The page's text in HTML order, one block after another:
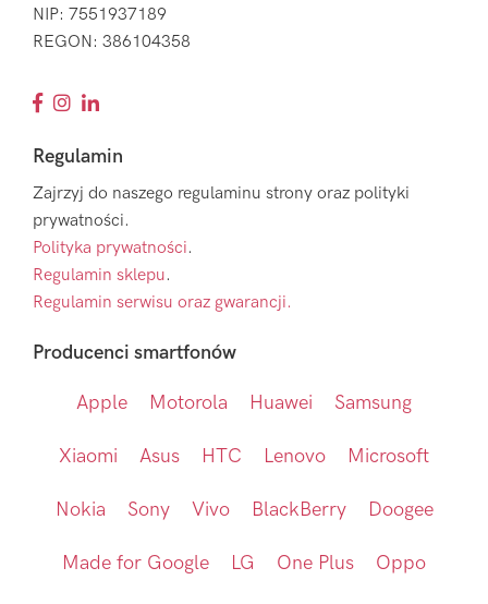
NIP: 7551937189
REGON: 386104358
Regulamin
Zajrzyj do naszego regulaminu strony oraz polityki
prywatności.
Polityka prywatności.
Regulamin sklepu.
Regulamin serwisu oraz gwarancji.
Producenci smartfonów
Apple Motorola Huawei Samsung
Xiaomi Asus HTC Lenovo Microsoft
Nokia Sony Vivo BlackBerry Doogee
Made for Google LG One Plus Oppo